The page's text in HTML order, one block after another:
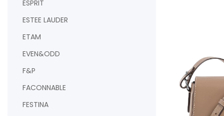
ESPRIT
ESTEE LAUDER
ETAM
EVEN&ODD
F&P
FACONNABLE
FESTINA